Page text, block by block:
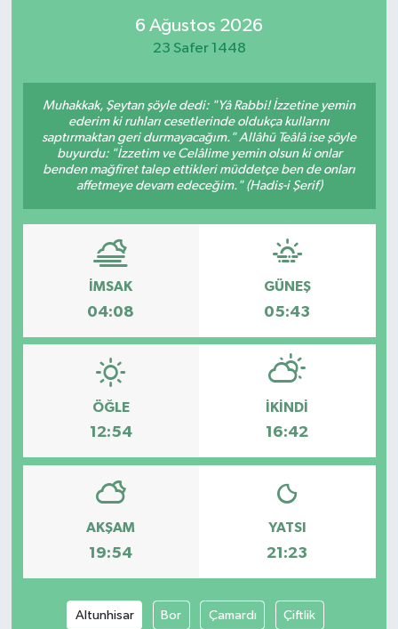
6 Ağustos 2026
23 Safer 1448
Muhakkak, Şeytan şöyle dedi: "Yâ Rabbi! İzzetine yemin
ederim ki ruhları cesetlerinde oldukça kullarını
saptırmaktan geri durmayacağım." Allâhü Teâlâ ise şöyle
buyurdu: "İzzetim ve Celâlime yemin olsun ki onlar
benden mağfiret talep ettikleri müddetçe ben de onları
affetmeye devam edeceğim." (Hadis-i Şerif)
İMSAK
04:08
GÜNEŞ
05:43
ÖĞLE
12:54
İKINDI
16:42
AKŞAM
19:54
YATSI
21:23
Altunhisar Bor Çamardı Çiftlik